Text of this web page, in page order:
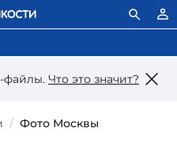
файлы. Что это значит?
Фото Москвы